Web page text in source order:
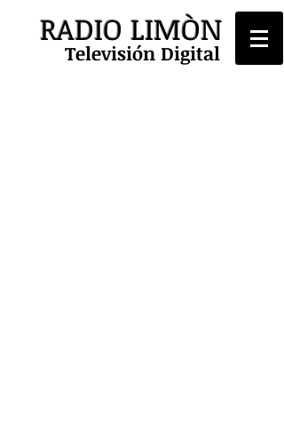
RADIO LIMÒN
Televisión Digital